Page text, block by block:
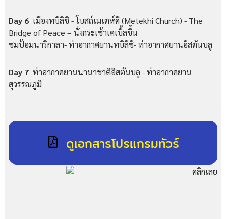
Day 6 เมืองทบิลิชิ - โบสถ์เมเตห์คี (Metekhi Church) - The
Bridge of Peace – นั่งกระเช้าเคเบิ้ลขึ้น
ชมป้อมนาริกาลา- ท่าอากาศยานทบิลิชิ- ท่าอากาศยานอิสตันบลู
Day 7 ท่าอากาศยานนานาชาติอิสตันบลู - ท่าอากาศยาน
สุวรรณภูมิ
ดูเอกสารโปรแกรมทัวร์